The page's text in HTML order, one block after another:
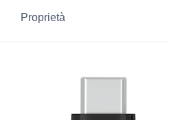
Proprietà